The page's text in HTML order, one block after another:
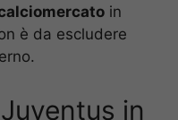
in
è da escludere
in